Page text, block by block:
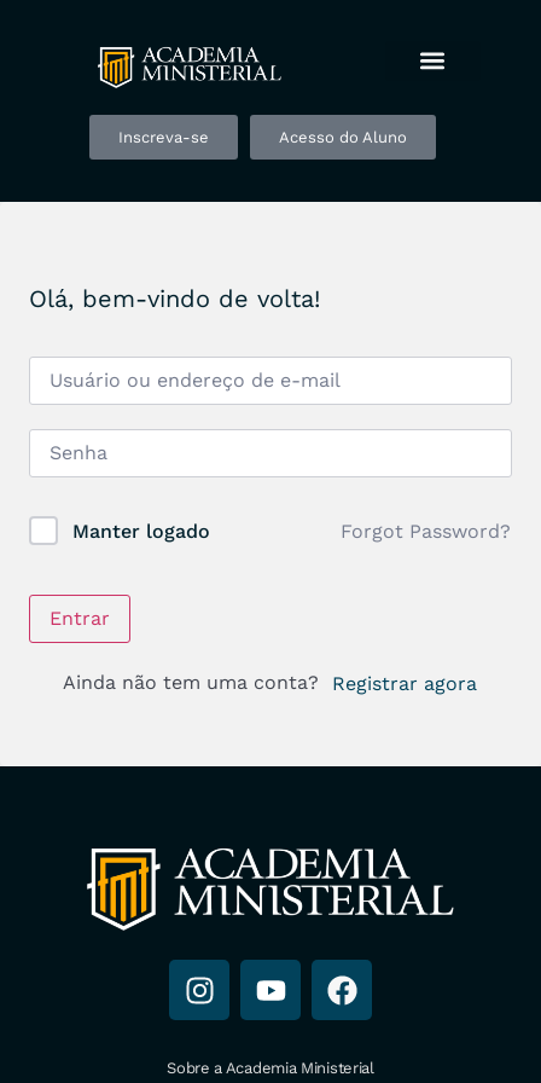
Inscreva-se Acesso do Aluno
Olá, bem-vindo de volta!
Manter logado Forgot Password?
Entrar
Ainda não tem uma conta? Registrar agora
Sobre a Academia Ministerial